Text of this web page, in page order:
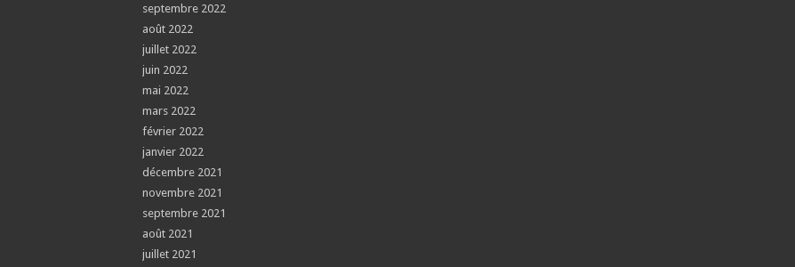
septembre 2022
août 2022
juillet 2022
juin 2022
mai 2022
mars 2022
février 2022
janvier 2022
décembre 2021
novembre 2021
septembre 2021
août 2021
juillet 2021